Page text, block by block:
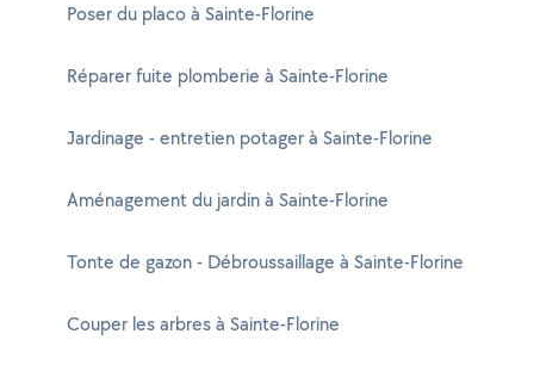
Poser du placo à Sainte-Florine
Réparer fuite plomberie à Sainte-Florine
Jardinage - entretien potager à Sainte-Florine
Aménagement du jardin à Sainte-Florine
Tonte de gazon - Débroussaillage à Sainte-Florine
Couper les arbres à Sainte-Florine